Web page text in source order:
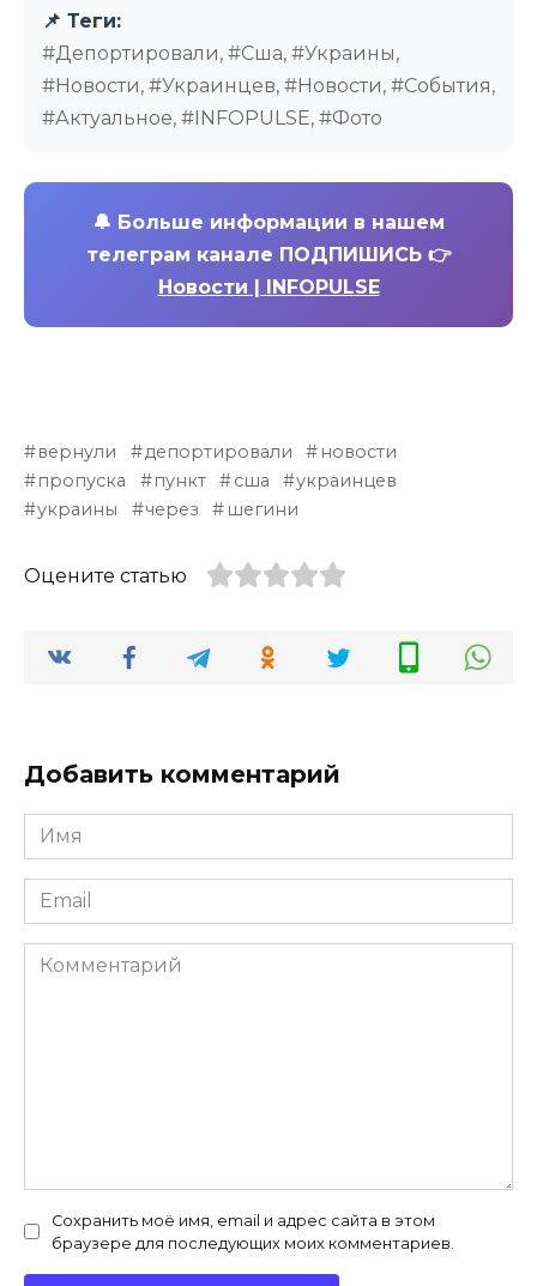
📌 Теги:
#Депортировали, #Сша, #Украины,
#Новости, #Украинцев, #Новости, #События,
#Актуальное, #INFOPULSE, #Фото
🔔 Больше информации в нашем
телеграм канале ПОДПИШИСЬ 👉
Новости | INFOPULSE
вернули депортировали
новости
пропуска
пункт сша
украинцев
украины
через шегини
Оцените статью
Добавить комментарий
Имя
*
Email
*
Комментарий
Сохранить моё имя, email и адрес сайта в этом
браузере для последующих моих комментариев.